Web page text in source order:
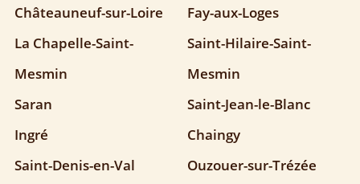
Châteauneuf-sur-Loire
La Chapelle-Saint-
Mesmin
Saran
Ingré
Saint-Denis-en-Val
Fay-aux-Loges
Saint-Hilaire-Saint-
Mesmin
Saint-Jean-le-Blanc
Chaingy
Ouzouer-sur-Trézée